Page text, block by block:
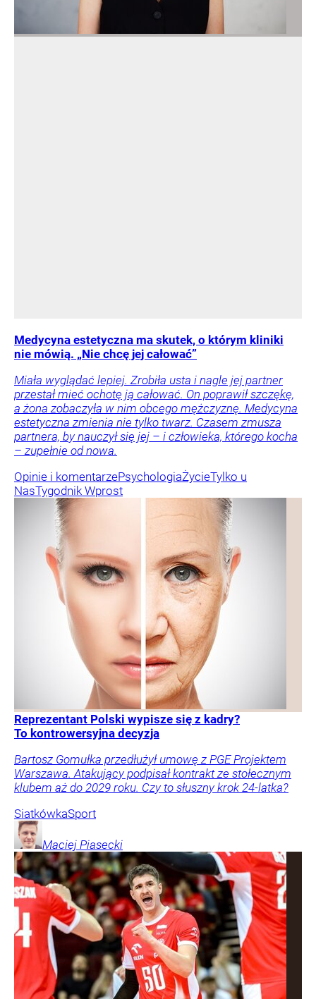
Medycyna estetyczna ma skutek, o którym kliniki
nie mówią. „Nie chcę jej całować”
Miała wyglądać lepiej. Zrobiła usta i nagle jej partner
przestał mieć ochotę ją całować. On poprawił szczękę,
a żona zobaczyła w nim obcego mężczyznę. Medycyna
estetyczna zmienia nie tylko twarz. Czasem zmusza
partnera, by nauczył się jej – i człowieka, którego kocha
– zupełnie od nowa.
Opinie i komentarzePsychologiaŻycieTylko u
NasTygodnik Wprost
Reprezentant Polski wypisze się z kadry?
To kontrowersyjna decyzja
Bartosz Gomułka przedłużył umowę z PGE Projektem
Warszawa. Atakujący podpisał kontrakt ze stołecznym
klubem aż do 2029 roku. Czy to słuszny krok 24-latka?
SiatkówkaSport
Maciej Piasecki